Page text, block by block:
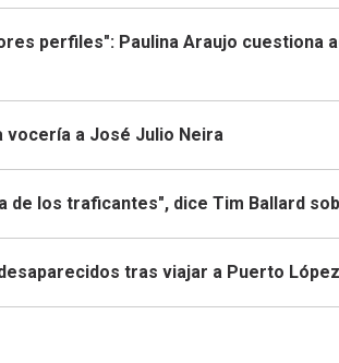
perfiles": Paulina Araujo cuestiona
vocería a José Julio Neira
de los traficantes", dice Tim Ballard
tras viajar a Puerto López